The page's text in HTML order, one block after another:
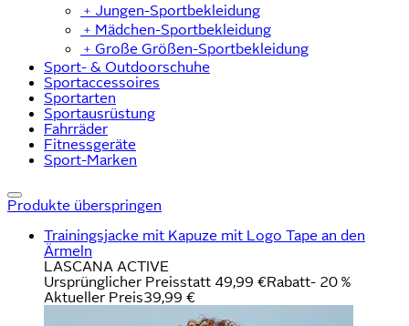
﹢ Jungen-Sportbekleidung
﹢ Mädchen-Sportbekleidung
﹢ Große Größen-Sportbekleidung
Sport- & Outdoorschuhe
Sportaccessoires
Sportarten
Sportausrüstung
Fahrräder
Fitnessgeräte
Sport-Marken
Produkte überspringen
Trainingsjacke mit Kapuze mit Logo Tape an den
Ärmeln
LASCANA ACTIVE
Ursprünglicher Preisstatt 49,99 €Rabatt- 20 %
Aktueller Preis39,99 €